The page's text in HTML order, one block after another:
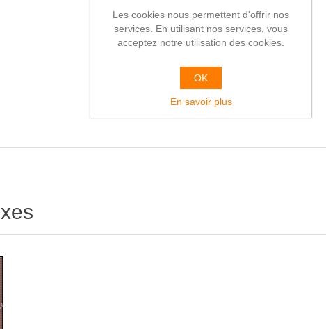
Les cookies nous permettent d'offrir nos
services. En utilisant nos services, vous
acceptez notre utilisation des cookies.
OK
En savoir plus